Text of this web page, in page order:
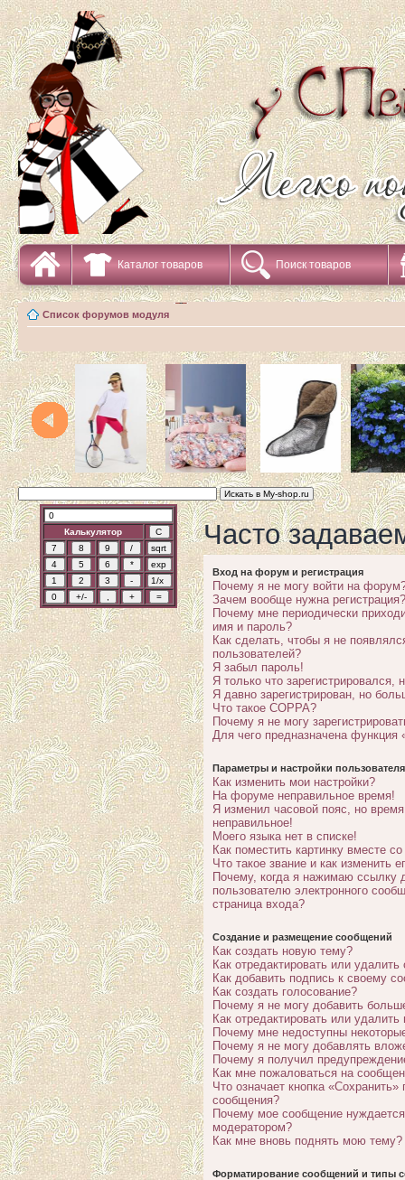
Каталог товаров Поиск товаров
Список форумов модуля
Калькулятор Часто
Вход на форум и регистрация
Почему я не могу войти на
Зачем вообще нужна регистрация?
Почему мне периодически
имя и пароль?
Как сделать, чтобы я не
пользователей?
Я забыл пароль!
Я только что зарегистрировался,
Я давно зарегистрирован, но
Что такое COPPA?
Почему я не могу
Для чего предназначена функция
Параметры и настройки пользователя
Как изменить мои настройки?
На форуме неправильное время!
Я изменил часовой пояс, но
неправильное!
Моего языка нет в списке!
Как поместить картинку вместе
Что такое звание и как изменить
Почему, когда я нажимаю ссылку
пользователю электронного
страница входа?
Создание и размещение сообщений
Как создать новую тему?
Как отредактировать или
Как добавить подпись к своему
Как создать голосование?
Почему я не могу добавить
Как отредактировать или удалить
Почему мне недоступны
Почему я не могу добавлять
Почему я получил
Как мне пожаловаться на
Что означает кнопка «Сохранить»
сообщения?
Почему мое сообщение
модератором?
Как мне вновь поднять мою тему?
Форматирование сообщений и типы